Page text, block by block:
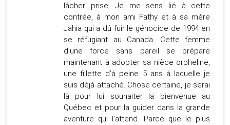
lâcher prise. Je me sens lié à cette
contrée, à mon ami Fathy et à sa mère
Jahia qui a dû fuir le génocide de 1994 en
se réfugiant au Canada. Cette femme
d’une force sans pareil se prépare
maintenant à adopter sa nièce orpheline,
une fillette d’à peine 5 ans à laquelle je
suis déjà attaché. Chose certaine, je serai
là pour lui souhaiter la bienvenue au
Québec et pour la guider dans la grande
aventure qui l’attend. Parce que le plus